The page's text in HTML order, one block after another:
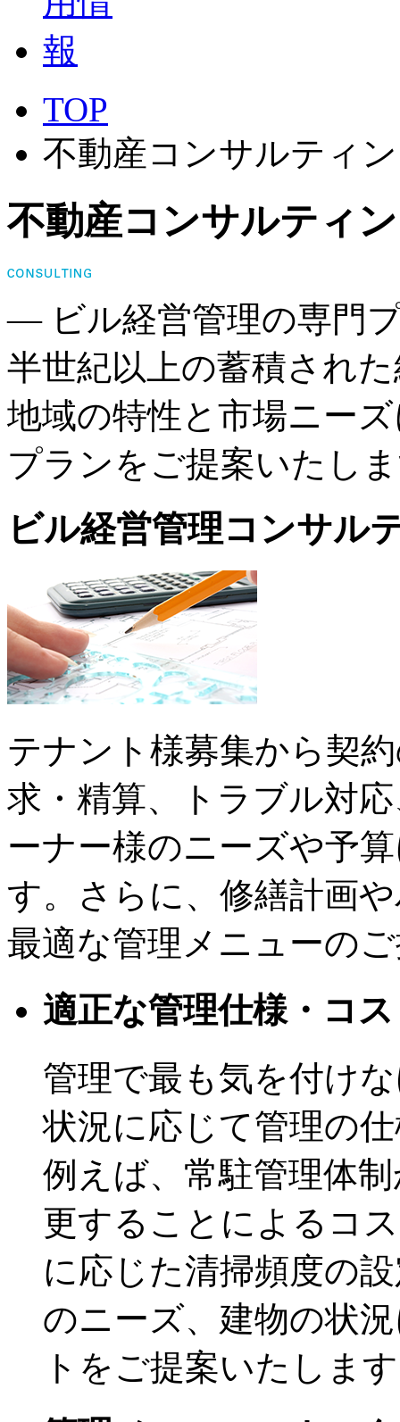
TOP
不動産コンサルティ
不動産コンサルティ
― ビル経営管理の専門
半世紀以上の蓄積され
地域の特性と市場ニー
プランをご提案いたし
ビル経営管理コンサル
テナント様募集から契
求・精算、トラブル対
ーナー様のニーズや予
す。さらに、修繕計画
最適な管理メニューの
適正な管理仕様・コ
管理で最も気を付け
状況に応じて管理の
例えば、常駐管理体
更することによるコ
に応じた清掃頻度の
のニーズ、建物の状
トをご提案いたしま